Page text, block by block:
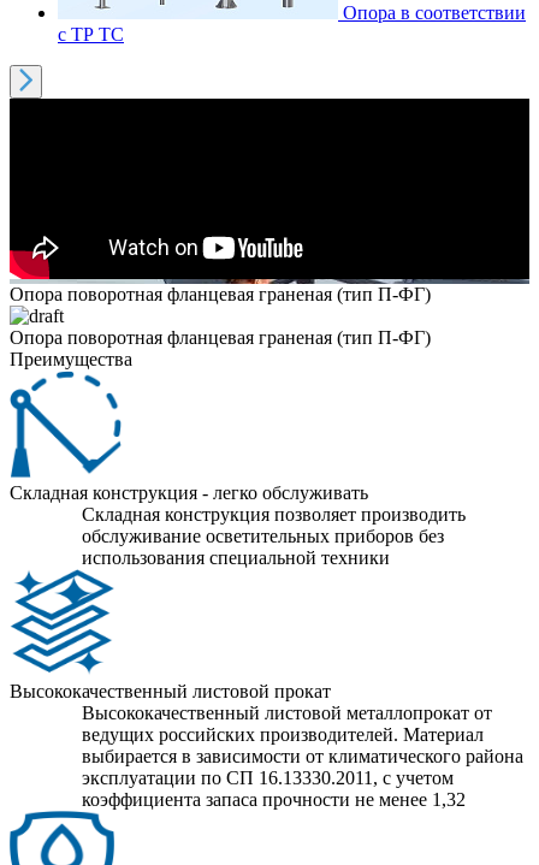
Опора в соответствии
с ТР ТС
Опора поворотная фланцевая граненая (тип П-ФГ)
Опора поворотная фланцевая граненая (тип П-ФГ)
Преимущества
Складная конструкция - легко обслуживать
Складная конструкция позволяет производить
обслуживание осветительных приборов без
использования специальной техники
Высококачественный листовой прокат
Высококачественный листовой металлопрокат от
ведущих российских производителей. Материал
выбирается в зависимости от климатического района
эксплуатации по СП 16.13330.2011, с учетом
коэффициента запаса прочности не менее 1,32